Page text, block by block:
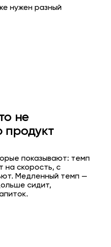
нужен разный
не
продукт
показывают: темп
на скорость, с
Медленный темп —
сидит,